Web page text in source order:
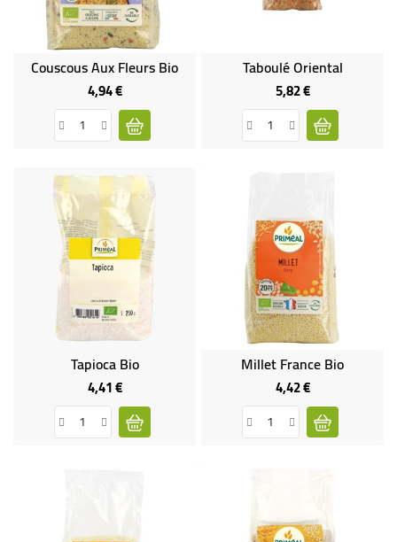
Couscous Aux Fleurs Bio
4,94 €Prix
Taboulé Oriental
5,82 €Prix
Tapioca Bio
4,41 €Prix
Millet France Bio
4,42 €Prix